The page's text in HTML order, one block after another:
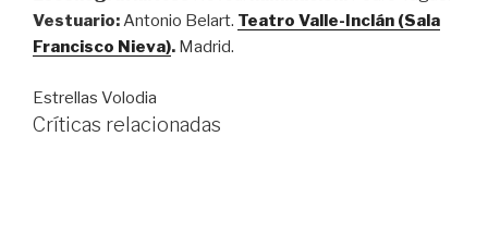
Vestuario:Antonio Belart. Teatro Valle-Inclán (Sala
Francisco Nieva). Madrid.
Estrellas Volodia
Críticas relacionadas